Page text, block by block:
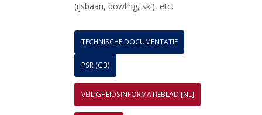
(ijsbaan, bowling, ski), etc.
TECHNISCHE DOCUMENTATIE
PSR (GB)
VEILIGHEIDSINFORMATIEBLAD [NL]